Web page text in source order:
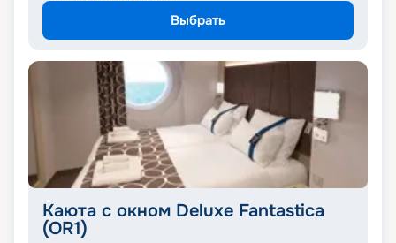
Выбрать
Каюта с окном Deluxe Fantastica
(OR1)